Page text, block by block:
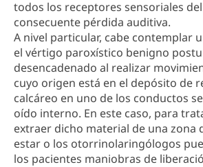
todos los receptores sensoriales
consecuente pérdida auditiva.
A nivel particular, cabe contemplar
el vértigo paroxístico benigno
desencadenado al realizar
cuyo origen está en el depósito de
calcáreo en uno de los conductos
oído interno. En este caso, para
extraer dicho material de una zona
estar o los otorrinolaringólogos
los pacientes maniobras de